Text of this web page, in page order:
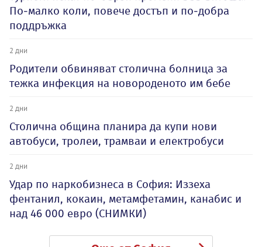
По-малко коли, повече достъп и по-добра
поддръжка
2 дни
Родители обвиняват столична болница за
тежка инфекция на новороденото им бебе
2 дни
Столична община планира да купи нови
автобуси, тролеи, трамваи и електробуси
2 дни
Удар по наркобизнеса в София: Иззеха
фентанил, кокаин, метамфетамин, канабис и
над 46 000 евро (СНИМКИ)